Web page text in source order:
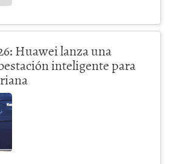
Huawei lanza una
inteligente para